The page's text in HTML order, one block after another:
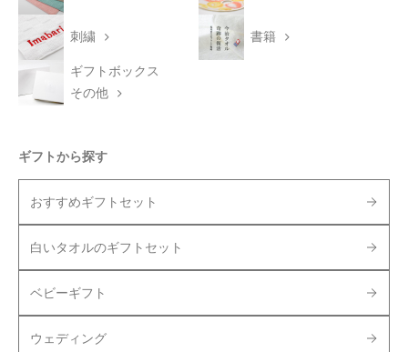
刺繍 書籍
ギフトボックス
その他
ギフトから探す
おすすめギフトセット
白いタオルのギフトセット
ベビーギフト
ウェディング